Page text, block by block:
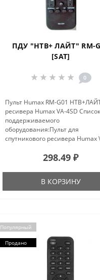
ПДУ "НТВ+ ЛАЙТ" RM-
[SAT]
0
Пульт Humax RM-G01
ресивера Humax VA-4SD Cписок
поддерживаемого
оборудования:Пульт для
спутникового ресивера Humax
ресивера Humax VA-5SDNTV+
SD MPEG4..
298.49 ₽
В КОРЗИНУ
Популярный
Продано